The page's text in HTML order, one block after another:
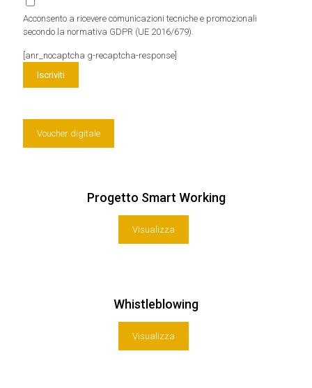
Acconsento a ricevere comunicazioni tecniche e promozionali
secondo la normativa GDPR (UE 2016/679).
[anr_nocaptcha g-recaptcha-response]
Voucher digitale
Progetto Smart Working
Visualizza
Whistleblowing
Visualizza